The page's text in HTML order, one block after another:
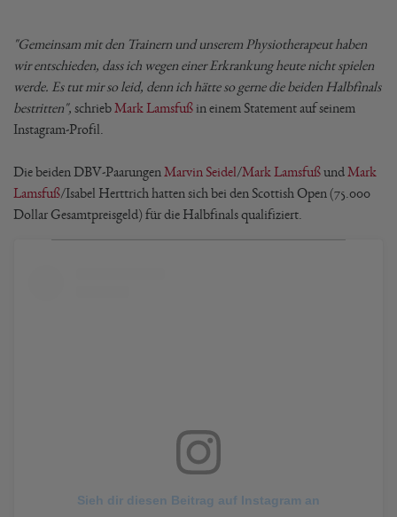
"Gemeinsam mit den Trainern und unserem Physiotherapeut haben
wir entschieden, dass ich wegen einer Erkrankung heute nicht spielen
werde. Es tut mir so leid, denn ich hätte so gerne die beiden Halbfinals
bestritten", schriebMark Lamsfuß in einem Statement auf seinem
Instagram-Profil.
Die beiden DBV-Paarungen Marvin Seidel/Mark LamsfußundMark
Lamsfuß/Isabel Herttrich hatten sich bei den Scottish Open (75.000
Dollar Gesamtpreisgeld) für die Halbfinals qualifiziert.
Sieh dir diesen Beitrag auf Instagram an